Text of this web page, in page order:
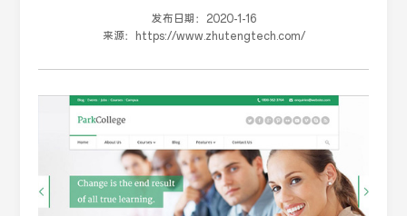
发布日期：
2020-1-16
来源：
https://www.zhutengtech.com/